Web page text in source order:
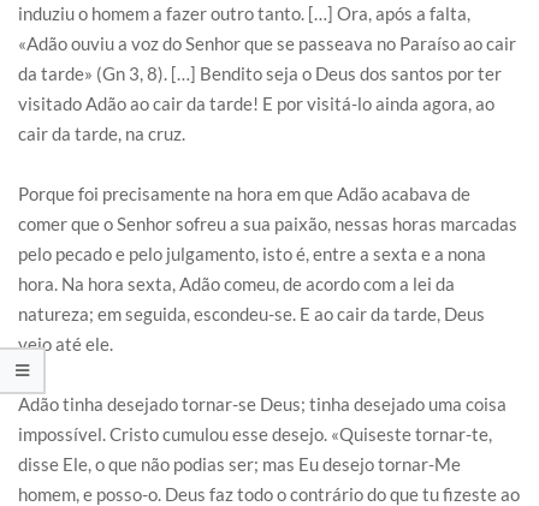
induziu o homem a fazer outro tanto. […] Ora, após a falta,
«Adão ouviu a voz do Senhor que se passeava no Paraíso ao cair
da tarde» (Gn 3, 8). […] Bendito seja o Deus dos santos por ter
visitado Adão ao cair da tarde! E por visitá-lo ainda agora, ao
cair da tarde, na cruz.
Porque foi precisamente na hora em que Adão acabava de
comer que o Senhor sofreu a sua paixão, nessas horas marcadas
pelo pecado e pelo julgamento, isto é, entre a sexta e a nona
hora. Na hora sexta, Adão comeu, de acordo com a lei da
natureza; em seguida, escondeu-se. E ao cair da tarde, Deus
veio até ele.
Adão tinha desejado tornar-se Deus; tinha desejado uma coisa
impossível. Cristo cumulou esse desejo. «Quiseste tornar-te,
disse Ele, o que não podias ser; mas Eu desejo tornar-Me
homem, e posso-o. Deus faz todo o contrário do que tu fizeste ao